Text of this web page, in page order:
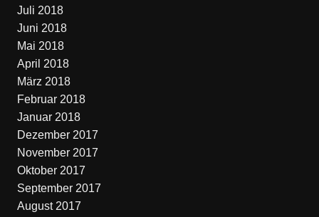
Juli 2018
Juni 2018
Mai 2018
April 2018
März 2018
Februar 2018
Januar 2018
Dezember 2017
November 2017
Oktober 2017
September 2017
August 2017